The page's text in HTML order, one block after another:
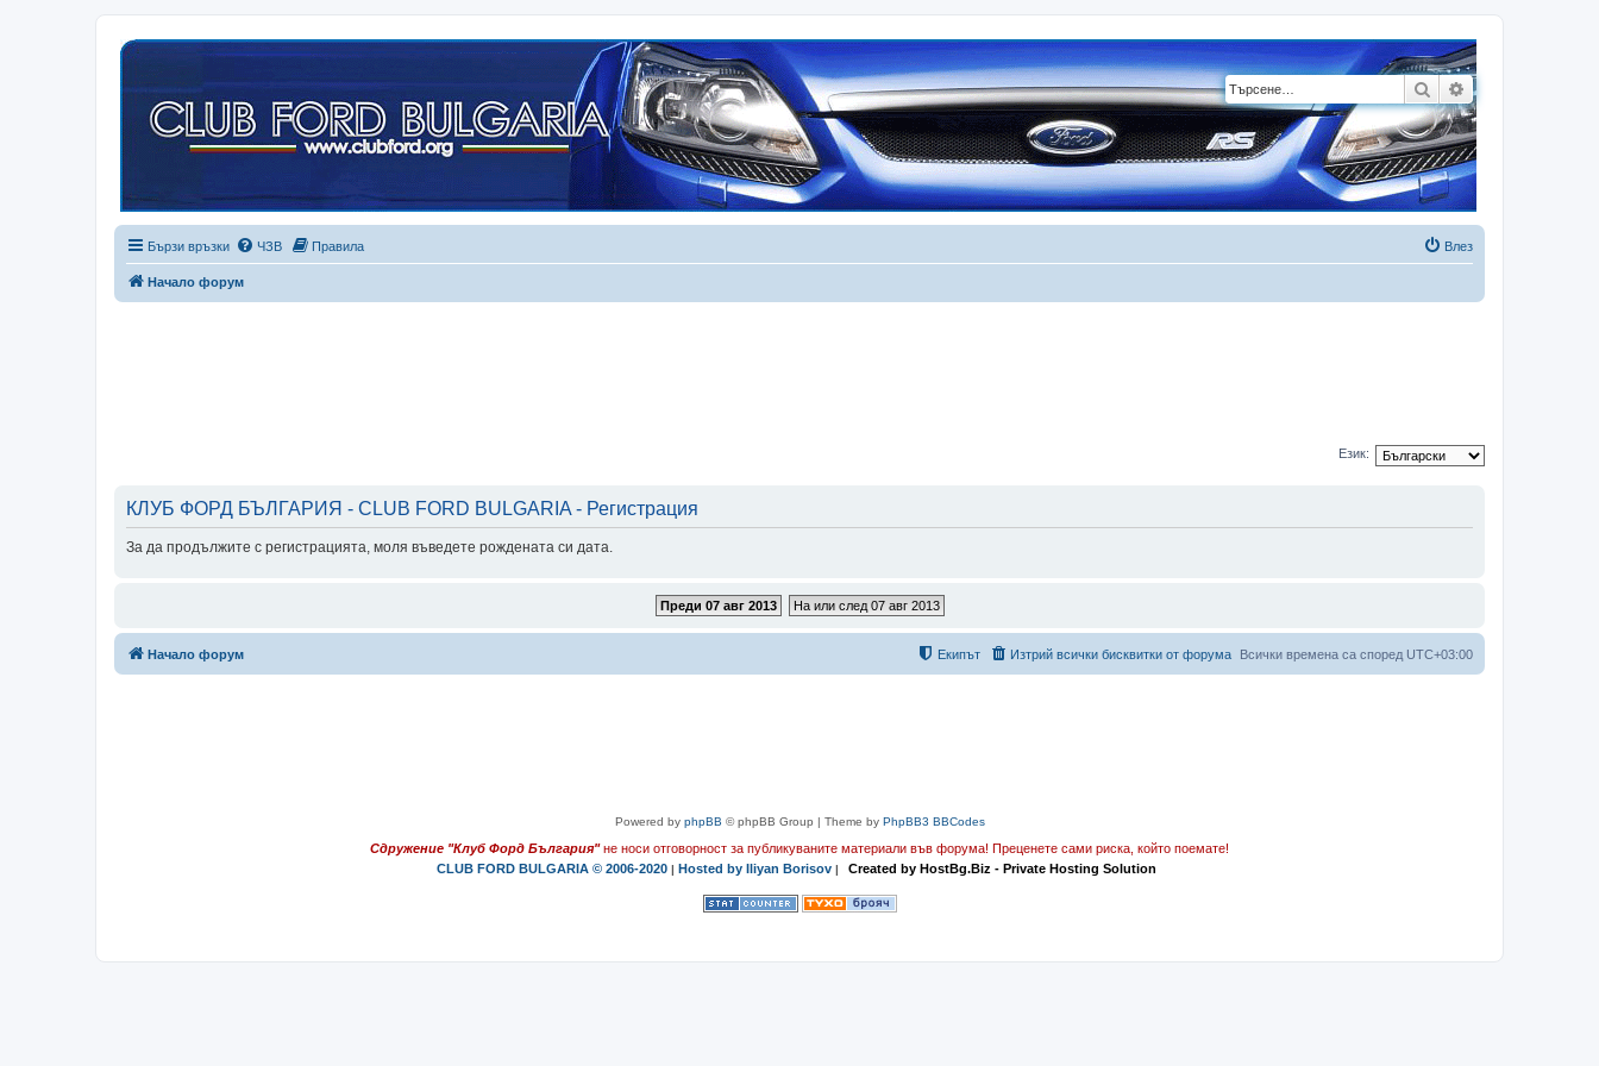
ТърсенеРазширено
Бързи връзки ЧЗВ Правила Влез
Начало форум
Език:
КЛУБ ФОРД БЪЛГАРИЯ - CLUB FORD BULGARIA - Регистрация
За да продължите с регистрацията, моля въведете рождената си дата.
Преди 07 авг 2013 На или след 07 авг 2013
Начало форум Всички времена са според UTC+03:00
Изтрий всички бисквитки от форума
Екипът
Powered by phpBB © phpBB Group | Theme by PhpBB3 BBCodes
Сдружение "Клуб Форд България" не носи отговорност за публикуваните материали във форума! Преценете сами риска, който поемате!
CLUB FORD BULGARIA © 2006-2020 | Hosted by Iliyan Borisov | Created by HostBg.Biz - Private Hosting Solution